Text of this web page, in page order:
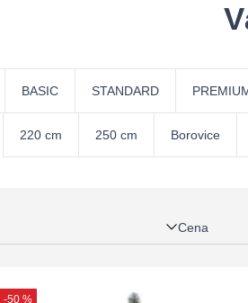
BASIC STANDARD
220 cm 250 cm Borovice
Cena
-50 %